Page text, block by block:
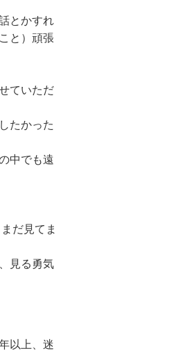
とかすれ
と）頑張
ていただ
たかった
中でも遠
だ見てま
見る勇気
以上、迷